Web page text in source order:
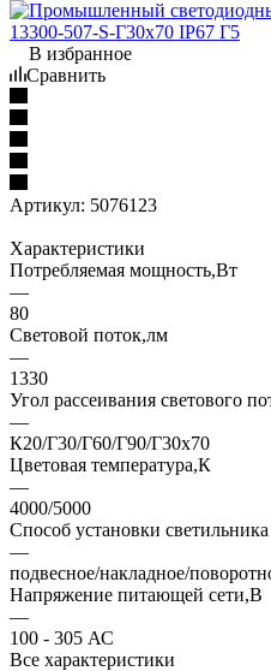
В избранное
Сравнить
Артикул: 5076123
Характеристики
Потребляемая мощность,Вт
—
80
Световой поток,лм
—
1330
Угол рассеивания светового
—
К20/Г30/Г60/Г90/Г30х70
Цветовая температура,К
—
4000/5000
Способ установки светильника
—
подвесное/накладное/
Напряжение питающей сети,В
—
100 - 305 АС
Все характеристики